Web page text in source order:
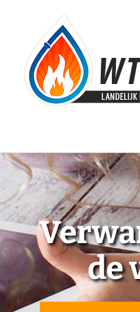
de